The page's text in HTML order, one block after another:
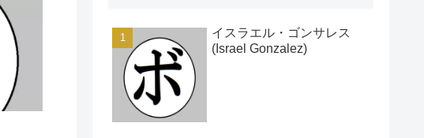
イスラエル・ゴンサレス
(Israel Gonzalez)